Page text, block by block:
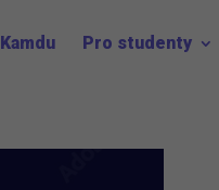
Kamdu Pro studenty